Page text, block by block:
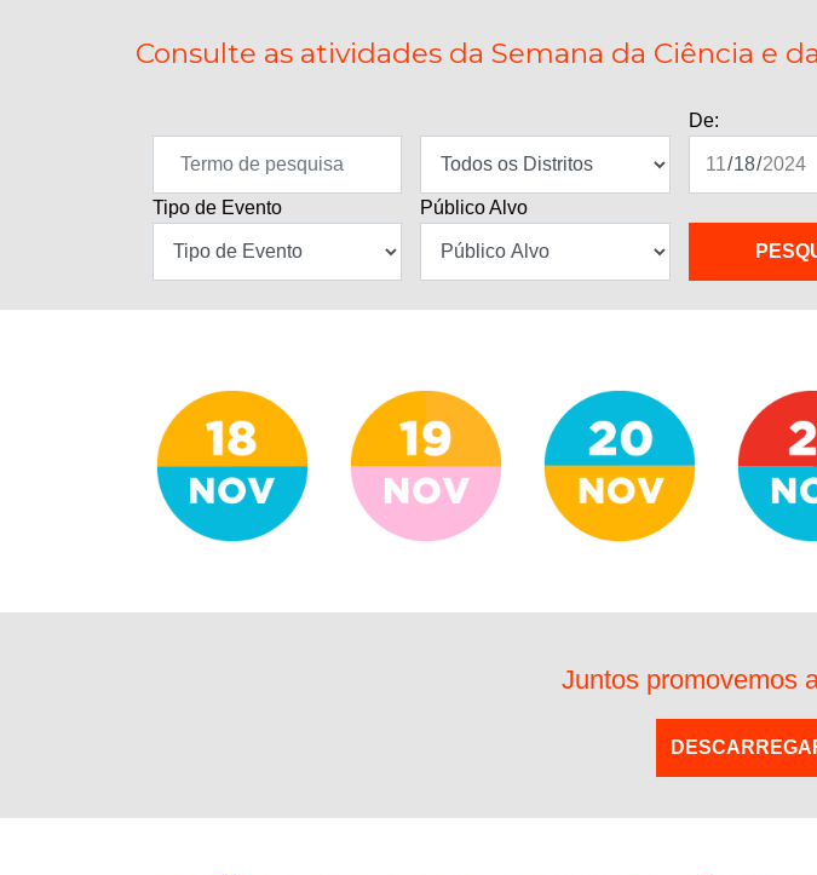
Consulte as atividades da Semana da Ciência e
De:
Tipo de Evento Público Alvo
Juntos promovemos